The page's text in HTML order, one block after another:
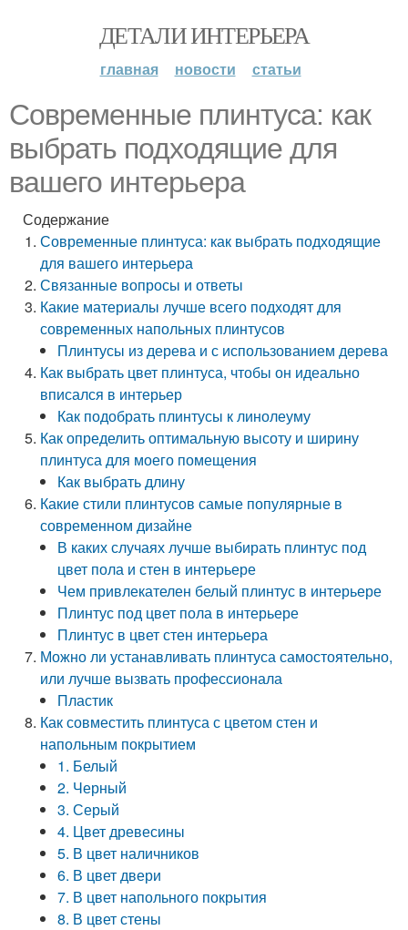
ДЕТАЛИ ИНТЕРЬЕРА
главная новости статьи
Современные плинтуса: как
выбрать подходящие для
вашего интерьера
Содержание
Современные плинтуса: как выбрать подходящие
для вашего интерьера
Связанные вопросы и ответы
Какие материалы лучше всего подходят для
современных напольных плинтусов
Плинтусы из дерева и с использованием дерева
Как выбрать цвет плинтуса, чтобы он идеально
вписался в интерьер
Как подобрать плинтусы к линолеуму
Как определить оптимальную высоту и ширину
плинтуса для моего помещения
Как выбрать длину
Какие стили плинтусов самые популярные в
современном дизайне
В каких случаях лучше выбирать плинтус под
цвет пола и стен в интерьере
Чем привлекателен белый плинтус в интерьере
Плинтус под цвет пола в интерьере
Плинтус в цвет стен интерьера
Можно ли устанавливать плинтуса самостоятельно,
или лучше вызвать профессионала
Пластик
Как совместить плинтуса с цветом стен и
напольным покрытием
1. Белый
2. Черный
3. Серый
4. Цвет древесины
5. В цвет наличников
6. В цвет двери
7. В цвет напольного покрытия
8. В цвет стены